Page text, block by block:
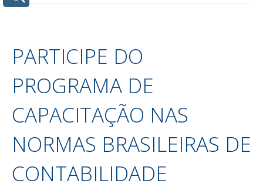
PARTICIPE DO
PROGRAMA DE
CAPACITAÇÃO NAS
NORMAS BRASILEIRAS DE
CONTABILIDADE